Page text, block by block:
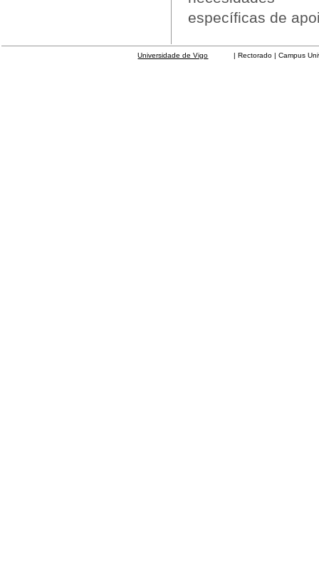
específicas de
Universidade de Vigo | Rectorado | Campus